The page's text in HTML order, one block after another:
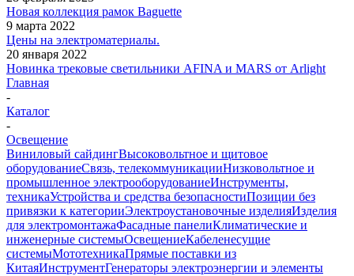
Новая коллекция рамок Baguette
9 марта 2022
Цены на электроматериалы.
20 января 2022
Новинка трековые светильники AFINA и MARS от Arlight
Главная
-
Каталог
-
Освещение
Виниловый сайдингВысоковольтное и щитовое
оборудованиеСвязь, телекоммуникацииНизковольтное и
промышленное электрооборудованиеИнструменты,
техникаУстройства и средства безопасностиПозиции без
привязки к категорииЭлектроустановочные изделияИзделия
для электромонтажаФасадные панелиКлиматические и
инженерные системыОсвещениеКабеленесущие
системыМототехникаПрямые поставки из
КитаяИнструментГенераторы электроэнергии и элементы